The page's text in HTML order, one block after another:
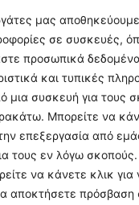
μας
σε συσκευές,
προσωπικά
και τυπικές
μια συσκευή για τους
Μπορείτε να
επεξεργασία από
τους εν λόγω σκοπούς.
να κάνετε κλικ για
αποκτήσετε πρόσβαση